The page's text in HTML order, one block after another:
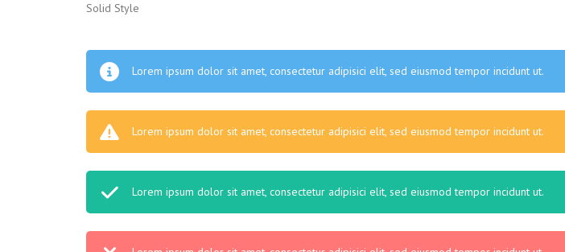
Solid Style
Lorem ipsum dolor sit amet, consectetur adipisici elit, sed eiusmod tempor incidunt ut.
Lorem ipsum dolor sit amet, consectetur adipisici elit, sed eiusmod tempor incidunt ut.
Lorem ipsum dolor sit amet, consectetur adipisici elit, sed eiusmod tempor incidunt ut.